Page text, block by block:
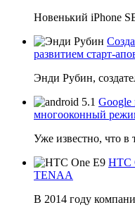
Новенький iPhone
развитием старт-
Энди Рубин,
Google
многооконный
Уже известно, что в
HTC
TENAA
В 2014 году